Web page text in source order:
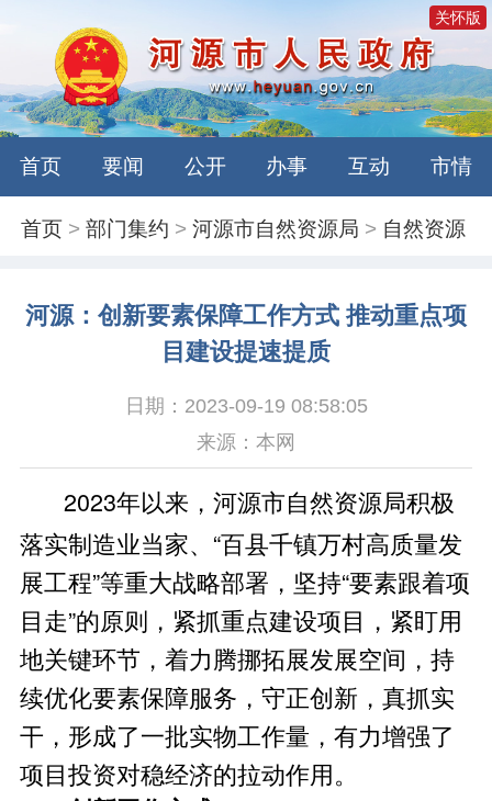
关怀版
首页 要闻 公开 办事 互动 市情
首页 >部门集约 >河源市自然资源局 > 自然资源
河源：创新要素保障工作方式 推动重点项
目建设提速提质
日期：2023-09-19 08:58:05
来源：本网
2023年以来，河源市自然资源局积极
落实制造业当家、“百县千镇万村高质量发
展工程”等重大战略部署，坚持“要素跟着项
目走”的原则，紧抓重点建设项目，紧盯用
地关键环节，着力腾挪拓展发展空间，持
续优化要素保障服务，守正创新，真抓实
干，形成了一批实物工作量，有力增强了
项目投资对稳经济的拉动作用。